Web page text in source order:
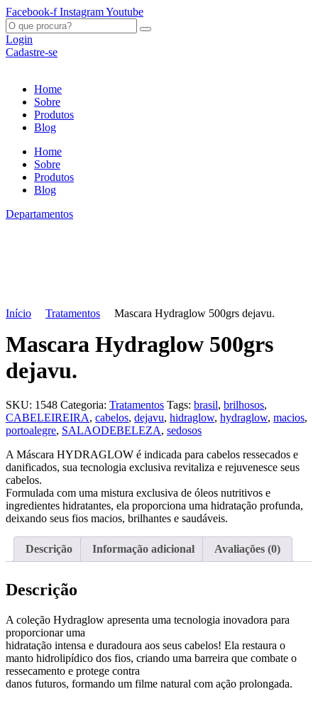
Ir
para
o
conteúdo
Facebook-f InstagramYoutube
O
que
procura?
Login
Cadastre-se
Home
Sobre
Produtos
Blog
Home
Sobre
Produtos
Blog
Departamentos
Início Tratamentos Mascara Hydraglow 500grs dejavu.
Mascara Hydraglow 500grs
dejavu.
SKU: 1548 Categoria: Tratamentos Tags: brasil, brilhosos,
CABELEIREIRA, cabelos, dejavu, hidraglow, hydraglow, macios,
portoalegre, SALAODEBELEZA, sedosos
A Máscara HYDRAGLOW é indicada para cabelos ressecados e
danificados, sua tecnologia exclusiva revitaliza e rejuvenesce seus
cabelos.
Formulada com uma mistura exclusiva de óleos nutritivos e
ingredientes hidratantes, ela proporciona uma hidratação profunda,
deixando seus fios macios, brilhantes e saudáveis.
Descrição Informação adicional Avaliações (0)
Descrição
A coleção Hydraglow apresenta uma tecnologia inovadora para
proporcionar uma
hidratação intensa e duradoura aos seus cabelos! Ela restaura o
manto hidrolipídico dos fios, criando uma barreira que combate o
ressecamento e protege contra
danos futuros, formando um filme natural com ação prolongada.